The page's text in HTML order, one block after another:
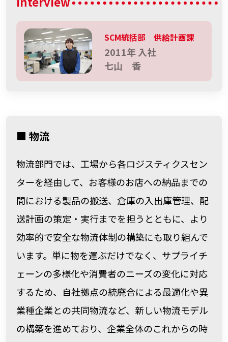
SCM統括部 供給計画課
2011年 入社
七山 香
■ 物流
物流部門では、工場から各ロジスティクスセン
ターを経由して、お客様のお店への納品までの
間における製品の搬送、倉庫の入出庫管理、配
送計画の策定・実行までを担うとともに、より
効率的で安全な物流体制の構築にも取り組んで
います。単に物を運ぶだけでなく、サプライチ
ェーンの多様化や消費者のニーズの変化に対応
するため、自社拠点の統廃合による最適化や異
業種企業との共同物流など、新しい物流モデル
の構築を進めており、企業全体のこれからの時